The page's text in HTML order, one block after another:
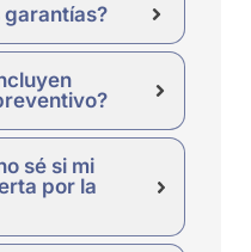
garantías?
sé si mi
por la